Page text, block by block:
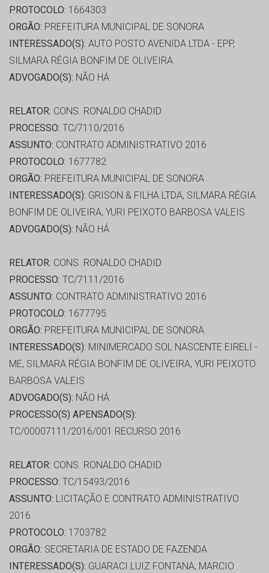
PROTOCOLO: 1664303
ORGÃO: PREFEITURA MUNICIPAL DE SONORA
INTERESSADO(S): AUTO POSTO AVENIDA LTDA - EPP,
SILMARA RÉGIA BONFIM DE OLIVEIRA
ADVOGADO(S): NÃO HÁ
RELATOR: CONS. RONALDO CHADID
PROCESSO: TC/7110/2016
ASSUNTO: CONTRATO ADMINISTRATIVO 2016
PROTOCOLO: 1677782
ORGÃO: PREFEITURA MUNICIPAL DE SONORA
INTERESSADO(S): GRISON & FILHA LTDA, SILMARA RÉGIA
BONFIM DE OLIVEIRA, YURI PEIXOTO BARBOSA VALEIS
ADVOGADO(S): NÃO HÁ
RELATOR: CONS. RONALDO CHADID
PROCESSO: TC/7111/2016
ASSUNTO: CONTRATO ADMINISTRATIVO 2016
PROTOCOLO: 1677795
ORGÃO: PREFEITURA MUNICIPAL DE SONORA
INTERESSADO(S): MINIMERCADO SOL NASCENTE EIRELI -
ME, SILMARA RÉGIA BONFIM DE OLIVEIRA, YURI PEIXOTO
BARBOSA VALEIS
ADVOGADO(S): NÃO HÁ
PROCESSO(S) APENSADO(S):
TC/00007111/2016/001 RECURSO 2016
RELATOR: CONS. RONALDO CHADID
PROCESSO: TC/15493/2016
ASSUNTO: LICITAÇÃO E CONTRATO ADMINISTRATIVO
2016
PROTOCOLO: 1703782
ORGÃO: SECRETARIA DE ESTADO DE FAZENDA
INTERESSADO(S): GUARACI LUIZ FONTANA, MARCIO